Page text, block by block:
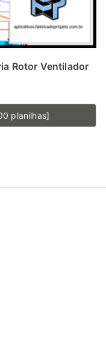
Rotor Ventilador
planilhas]